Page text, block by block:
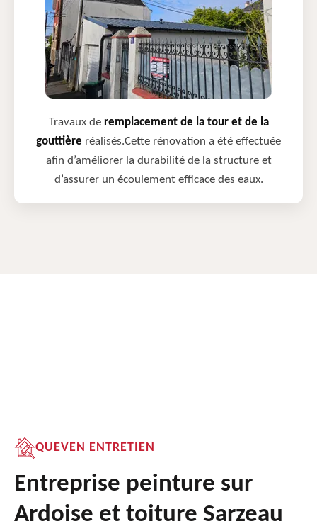
Travaux de remplacement de la tour et de la
gouttière réalisés.Cette rénovation a été effectuée
afin d’améliorer la durabilité de la structure et
d’assurer un écoulement efficace des eaux.
QUEVEN ENTRETIEN
Entreprise peinture sur
Ardoise et toiture Sarzeau